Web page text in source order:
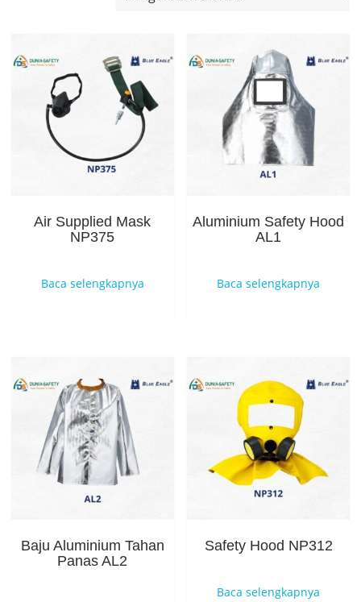
Air Supplied Mask
NP375
Baca selengkapnya
Aluminium Safety Hood
AL1
Baca selengkapnya
Baju Aluminium Tahan
Panas AL2
Safety Hood NP312
Baca selengkapnya